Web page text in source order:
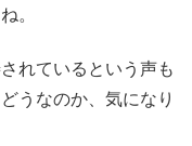
。
れているという声も
うなのか、気になり